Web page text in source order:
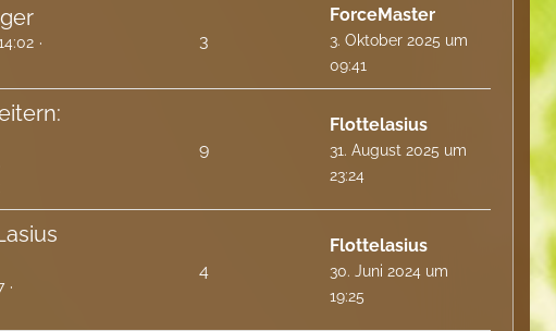
3
ForceMaster
3. Oktober 2025 um
09:41
9
Flottelasius
31. August 2025 um
23:24
4
Flottelasius
30. Juni 2024 um
19:25